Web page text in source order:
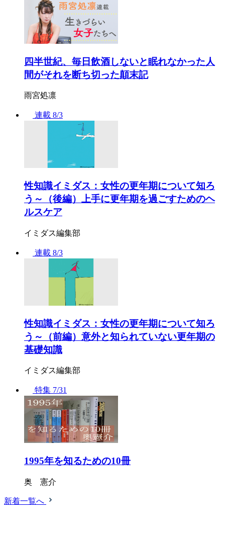
四半世紀、毎日飲酒しないと眠れなかった人
間がそれを断ち切った顛末記
雨宮処凛
連載 8/3
性知識イミダス：女性の更年期について知ろ
う～（後編）上手に更年期を過ごすためのヘ
ルスケア
イミダス編集部
連載 8/3
性知識イミダス：女性の更年期について知ろ
う～（前編）意外と知られていない更年期の
基礎知識
イミダス編集部
特集 7/31
1995年を知るための10冊
奥 憲介
新着一覧へ